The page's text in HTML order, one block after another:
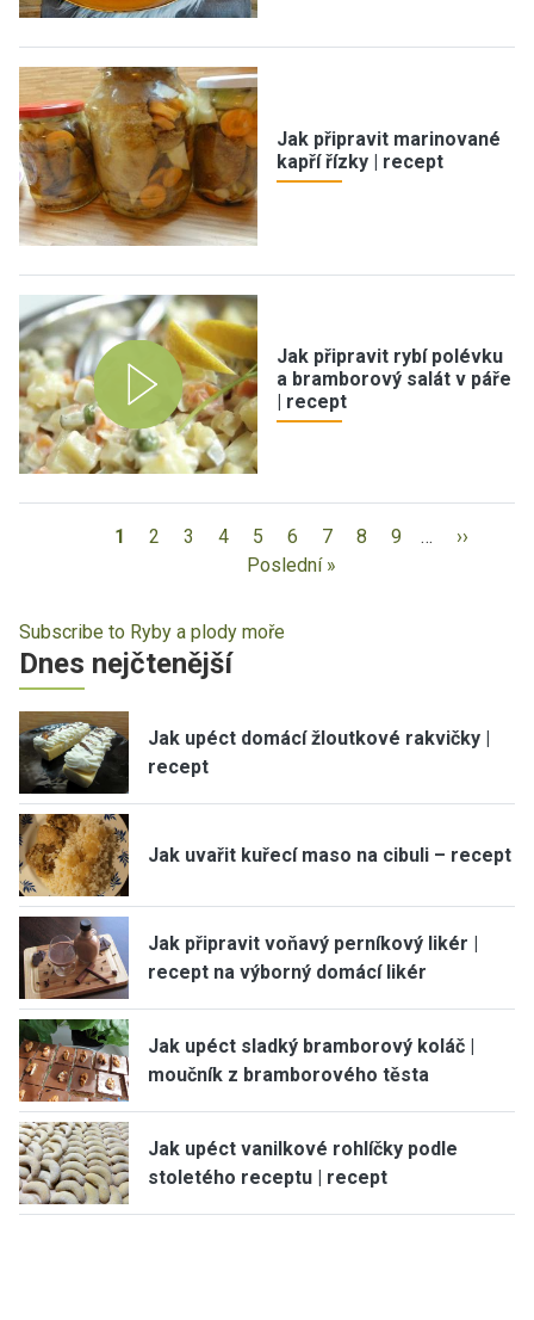
Jak připravit marinované
kapří řízky | recept
Jak připravit rybí polévku
a bramborový salát v páře
| recept
1 2 3 4 5 6 7 8 9 …
››
Poslední »
Subscribe to Ryby a plody moře
Dnes nejčtenější
Jak upéct domácí žloutkové rakvičky |
recept
Jak uvařit kuřecí maso na cibuli – recept
Jak připravit voňavý perníkový likér |
recept na výborný domácí likér
Jak upéct sladký bramborový koláč |
moučník z bramborového těsta
Jak upéct vanilkové rohlíčky podle
stoletého receptu | recept